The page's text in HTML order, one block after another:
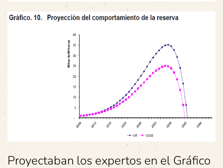
Proyectaban los expertos en el Gráfico